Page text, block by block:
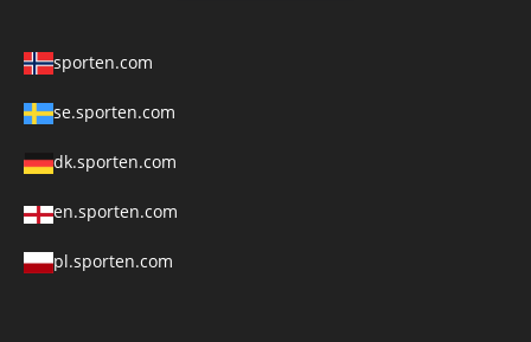
sporten.com
se.sporten.com
dk.sporten.com
en.sporten.com
pl.sporten.com